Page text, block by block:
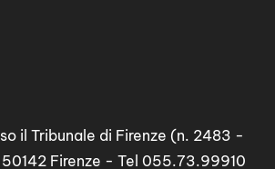
il Tribunale di Firenze (n. 2483 -
Firenze - Tel 055.73.99910